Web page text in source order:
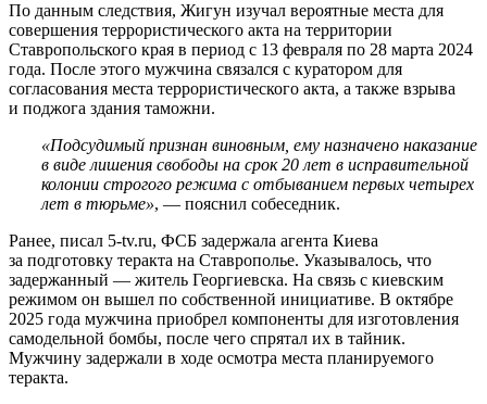
По данным следствия, Жигун изучал вероятные места для
совершения террористического акта на территории
Ставропольского края в период с 13 февраля по 28 марта 2024
года. После этого мужчина связался с куратором для
согласования места террористического акта, а также взрыва
и поджога здания таможни.
«Подсудимый признан виновным, ему назначено наказание
в виде лишения свободы на срок 20 лет в исправительной
колонии строгого режима с отбыванием первых четырех
лет в тюрьме», — пояснил собеседник.
Ранее, писал 5-tv.ru, ФСБ задержала агента Киева
за подготовку теракта на Ставрополье. Указывалось, что
задержанный — житель Георгиевска. На связь с киевским
режимом он вышел по собственной инициативе. В октябре
2025 года мужчина приобрел компоненты для изготовления
самодельной бомбы, после чего спрятал их в тайник.
Мужчину задержали в ходе осмотра места планируемого
теракта.